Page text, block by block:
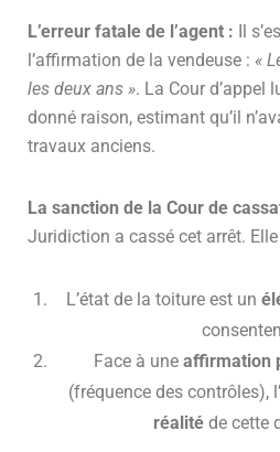
L’erreur fatale de l’agent : Il
l’affirmation de la vendeuse : «
les deux ans ». La Cour d’appel
donné raison, estimant qu’il
travaux anciens.
La sanction de la Cour de
Juridiction a cassé cet arrêt.
L’état de la toiture est un
Face à une affirmation
(fréquence des contrôles),
réalité de cette